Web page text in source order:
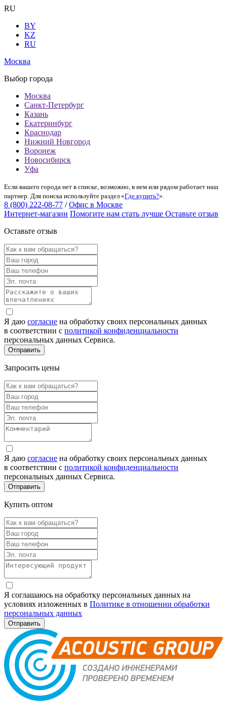
RU
BY
KZ
RU
Москва
Выбор города
Москва
Санкт-Петербург
Казань
Екатеринбург
Краснодар
Нижний Новгород
Воронеж
Новосибирск
Уфа
Если вашего города нет в списке, возможно, в нем или рядом работает наш
партнер. Для поиска используйте раздел «Где купить?».
8 (800) 222-08-77 / Офис в Москве
Интернет-магазин Помогите нам стать лучше Оставьте отзыв
Оставьте отзыв
Я даю согласие на обработку своих персональных данных
в соответствии с политикой конфиденциальности
персональных данных Сервиса.
Запросить цены
Я даю согласие на обработку своих персональных данных
в соответствии с политикой конфиденциальности
персональных данных Сервиса.
Купить оптом
Я соглашаюсь на обработку персональных данных на
условиях изложенных в Политике в отношении обработки
персональных данных